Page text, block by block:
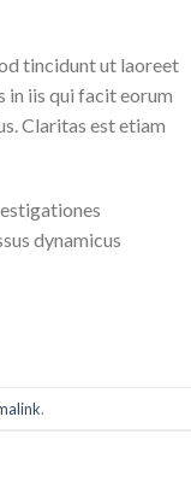
tincidunt ut laoreet
in iis qui facit eorum
Claritas est etiam
dynamicus
.